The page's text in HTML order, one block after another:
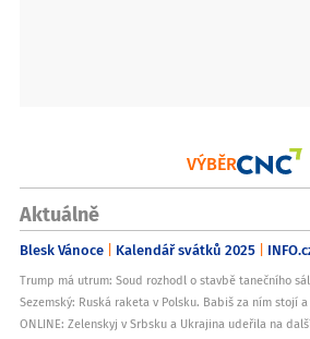
VÝBĚR
Aktuálně
Blesk Vánoce Kalendář svátků 2025
Trump má utrum: Soud rozhodl o stavbě tanečního
Sezemský: Ruská raketa v Polsku. Babiš za ním stojí
ONLINE: Zelenskyj v Srbsku a Ukrajina udeřila na